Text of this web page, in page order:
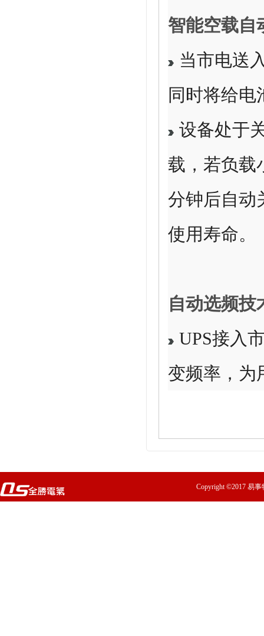
智能空载自
当市电送
同时将给电
设备处于
载，若负载
分钟后自动
使用寿命。
自动选频技
UPS接入
变频率，为
Copyright ©2017 易